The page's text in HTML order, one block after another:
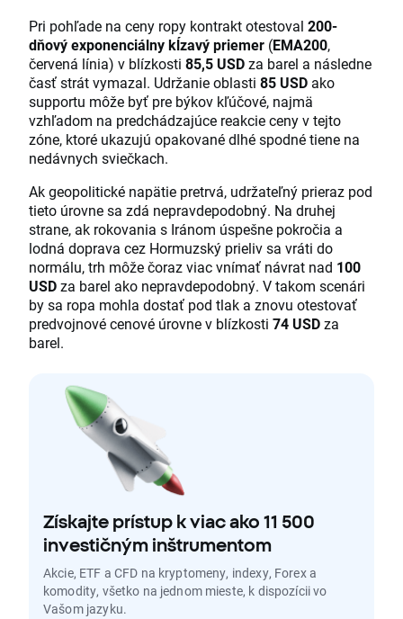
Pri pohľade na ceny ropy kontrakt otestoval 200-
dňový exponenciálny kĺzavý priemer (EMA200,
červená línia) v blízkosti 85,5 USDza barel a následne
časť strát vymazal. Udržanie oblasti 85 USD ako
supportu môže byť pre býkov kľúčové, najmä
vzhľadom na predchádzajúce reakcie ceny v tejto
zóne, ktoré ukazujú opakované dlhé spodné tiene na
nedávnych sviečkach.
Ak geopolitické napätie pretrvá, udržateľný prieraz pod
tieto úrovne sa zdá nepravdepodobný. Na druhej
strane, ak rokovania s Iránom úspešne pokročia a
lodná doprava cez Hormuzský prieliv sa vráti do
normálu, trh môže čoraz viac vnímať návrat nad 100
USDza barel ako nepravdepodobný. V takom scenári
by sa ropa mohla dostať pod tlak a znovu otestovať
predvojnové cenové úrovne v blízkosti 74 USDza
barel.
Získajte prístup k viac ako 11 500
investičným inštrumentom
Akcie, ETF a CFD na kryptomeny, indexy, Forex a
komodity, všetko na jednom mieste, k dispozícii vo
Vašom jazyku.